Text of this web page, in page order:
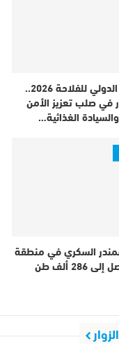
المعرض الدولي للفلاحة 2026..
في صلب تعزيز الأمن
الغذائية…
السكري في منطقة
ألف طن